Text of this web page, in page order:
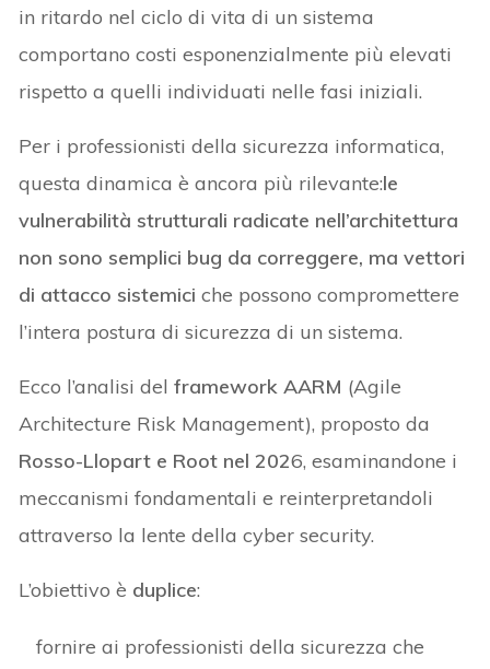
in ritardo nel ciclo di vita di un sistema
comportano costi esponenzialmente più elevati
rispetto a quelli individuati nelle fasi iniziali.
Per i professionisti della sicurezza informatica,
questa dinamica è ancora più rilevante:le
vulnerabilità strutturali radicate nell’architettura
non sono semplici bug da correggere, ma vettori
di attacco sistemiciche possono compromettere
l’intera postura di sicurezza di un sistema.
Ecco l’analisi delframework AARM (Agile
Architecture Risk Management), proposto da
Rosso-Llopart e Root nel 2026, esaminandone i
meccanismi fondamentali e reinterpretandoli
attraverso la lente della cyber security.
L’obiettivo è duplice:
fornire ai professionisti della sicurezza che